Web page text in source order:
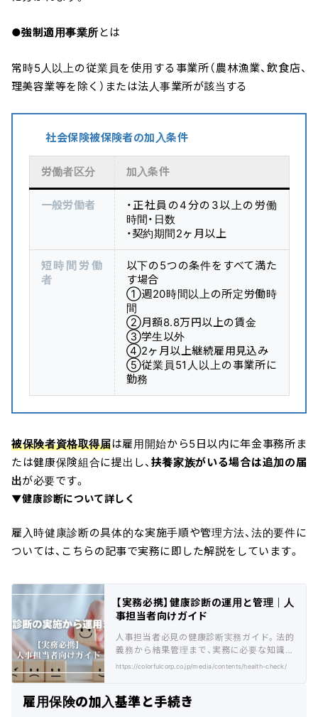
●強制適用事業所 とは
常時5人以上の従業員を使用する事業所（農林漁業、飲食店、
理美容業等を除く）または法人事業所が該当する
社会保険被保険者の加入条件
労働者区分 加入条件
一般労働者
・正社員の4分の3以上の労働
時間・日数
・契約期間2ヶ月以上
短時間労働
者
以下の5つの条件をすべて満た
す場合
①週20時間以上の所定労働時
間
②月額8.8万円以上の賃金
③学生以外
④2ヶ月以上継続雇用見込み
⑤従業員51人以上の事業所に
勤務
被保険者資格取得届は雇用開始から5日以内に年金事務所ま
たは健康保険組合に提出し、 扶養家族がいる場合は追加の届
出が必要です。
▼健康診断について詳しく
雇入時健康診断の具体的な実施手順や管理方法、法的要件に
ついては、こちらの記事で実務に即した解説をしています。
【実務必携】健康診断の運用と管理｜人
事担当者向けガイド
人事担当者必見の健康診断実務ガイド。法的
義務から結果管理まで、実務に必要な知識と
方法を解説。産業医との連携や従業員対応の
https://colorfulcorp.co.jp/media/contents/health-check/
雇用保険の加入基準と手続き